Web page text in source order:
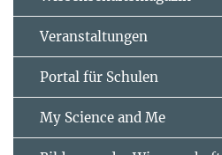
Veranstaltungen
Portal für Schulen
My Science and Me